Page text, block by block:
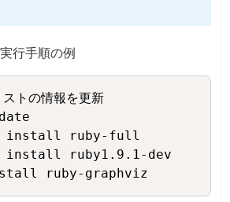
行手順の例
トの情報を更新
install ruby-full
install ruby1.9.1-dev
ruby-graphviz